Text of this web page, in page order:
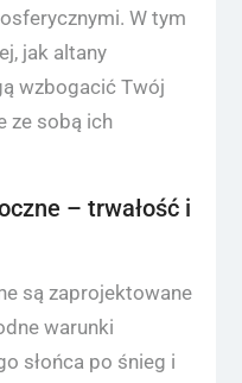
W tym
jak altany
wzbogacić Twój
ze sobą ich
– trwałość i
są zaprojektowane
warunki
słońca po śnieg i